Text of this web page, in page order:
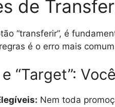
de
“transferir”, é
é o erro mais
“Target”:
Nem toda